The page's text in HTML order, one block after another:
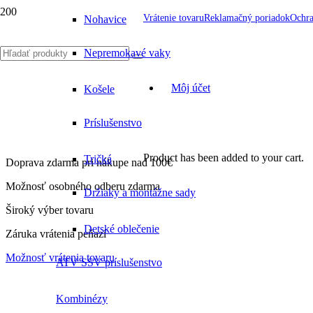
Vrátenie tovaruReklamačný poriadok
Môj účet
Product has been added to your cart.
Nohavice
Košele
Tričká
Detské oblečenie
Kombinézy
Nepremokavé vaky
Príslušenstvo
Držiaky a montážne sady
ATV SSV príslušenstvo
Doprava zdarma pri nákupe nad 100€
Možnosť osobného odberu zdarma
Široký výber tovaru
Záruka vrátenia peňazí
Možnosť vrátenia tovaru